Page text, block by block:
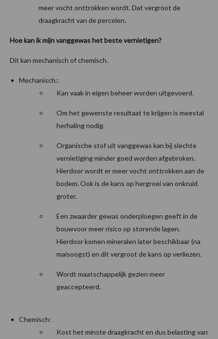
meer vocht onttrokken wordt. Dat vergroot de
draagkracht van de percelen.
Hoe kan ik mijn vanggewas het beste vernietigen?
Dit kan mechanisch of chemisch.
Mechanisch::
Kan vaak in eigen beheer worden uitgevoerd.
Om het gewenste resultaat te krijgen is meestal
herhaling nodig.
Organische stof uit vanggewas kan bij slechte
vernietiging minder goed worden afgebroken.
Hierdoor wordt er meer vocht onttrokken aan de
bodem. Ook is de kans op hergroei van onkruid
groter.
Een zwaarder gewas onderploegen geeft in de
bouwvoor meer risico op storende lagen.
Hierdoor komen mineralen later beschikbaar (na
maisoogst) en dit vergroot de kans op verliezen.
Wordt maatschappelijk gezien meer
geaccepteerd.
Chemisch:
Kost het minste draagkracht en dus belasting van